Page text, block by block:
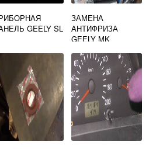
GEELY SL
ЗАМЕНА
АНТИФРИЗА
GEELY MK